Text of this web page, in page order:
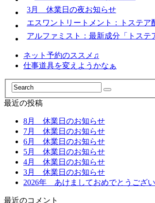
3月 休業日の夜お知らせ
エスワントリートメント：トステ
アルファミスト：最新成分「トステ
ネット予約のススメ♫
仕事道具を変えようかなぁ
最近の投稿
8月 休業日のお知らせ
7月 休業日のお知らせ
6月 休業日のお知らせ
5月 休業日のお知らせ
4月 休業日のお知らせ
3月 休業日のお知らせ
2026年 あけましておめでとうござ
最近のコメント